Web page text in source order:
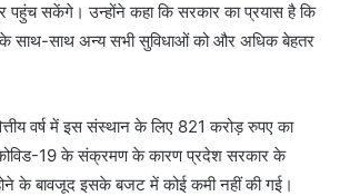
पहुंच सकेंगे। उन्होंने कहा कि सरकार का प्रयास है कि
साथ-साथ अन्य सभी सुविधाओं को और अधिक बेहतर
वर्ष में इस संस्थान के लिए 821 करोड़ रुपए का
कोविड-19 के संक्रमण के कारण प्रदेश सरकार के
के बावजूद इसके बजट में कोई कमी नहीं की गई।